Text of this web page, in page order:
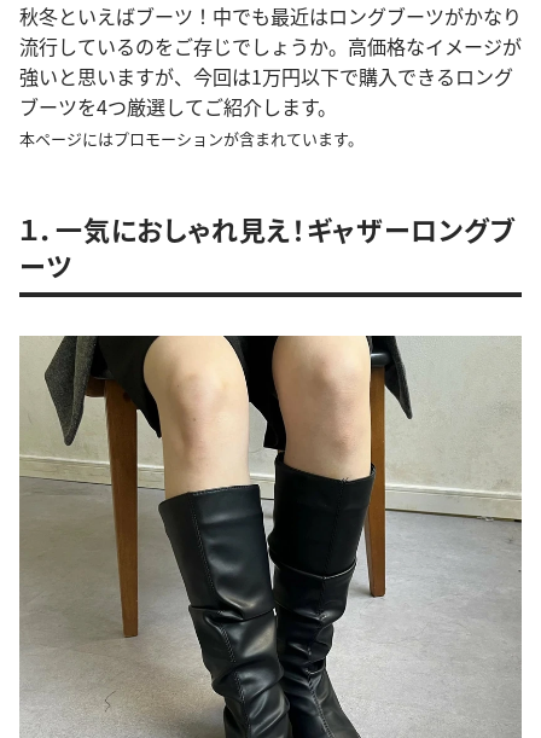
秋冬といえばブーツ！中でも最近はロングブーツがかなり
流行しているのをご存じでしょうか。高価格なイメージが
強いと思いますが、今回は1万円以下で購入できるロング
ブーツを4つ厳選してご紹介します。
本ページにはプロモーションが含まれています。
１．一気におしゃれ見え！ギャザーロングブ
ーツ